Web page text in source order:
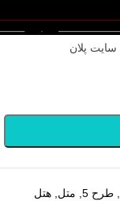
سایت پلان
طرح 5 متل هتل